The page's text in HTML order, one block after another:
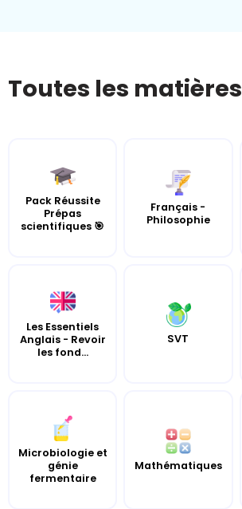
Toutes les matières
Pack Réussite
Prépas
scientifiques 🎯
Français -
Philosophie
Les Essentiels
Anglais - Revoir
les fond...
SVT
Microbiologie et
génie
fermentaire
Mathématiques